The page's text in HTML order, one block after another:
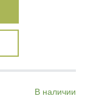
В наличии